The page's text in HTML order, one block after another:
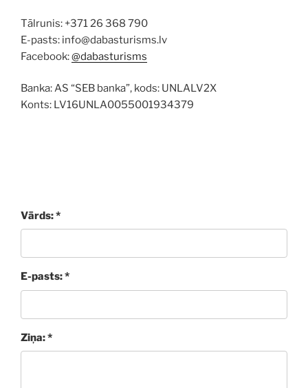
Tālrunis: +371 26 368 790
E-pasts: info@dabasturisms.lv
Facebook:@dabasturisms
Banka: AS “SEB banka”, kods: UNLALV2X
Konts: LV16UNLA0055001934379
Vārds: *
E-pasts: *
Ziņa: *